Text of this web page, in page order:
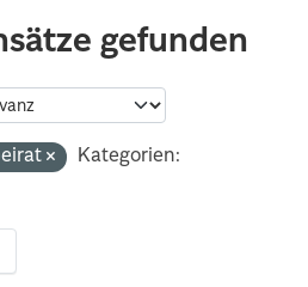
gefunden
Kategorien: